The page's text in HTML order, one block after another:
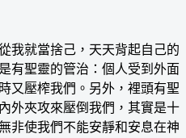
就當捨己，天天背起自己的
有聖靈的管治：個人受到外面
又壓榨我們。另外，裡頭有聖
外夾攻來壓倒我們，其實是十
非使我們不能安靜和安息在神